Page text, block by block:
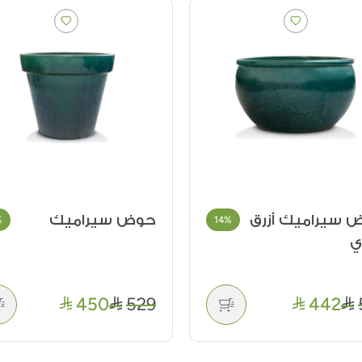
سيراميك أزرق
14%
442
حوض سيراميك
529
450